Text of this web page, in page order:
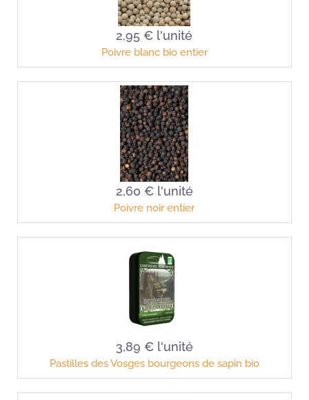
2,95 € l'unité
Poivre blanc bio entier
2,60 € l'unité
Poivre noir entier
3,89 € l'unité
Pastilles des Vosges bourgeons de sapin bio